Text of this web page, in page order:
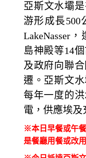
亞斯文水壩
游形成長500
LakeNasser
島神殿等14
及政府向聯
遷。亞斯文
每年一度的
電，供應埃及
※本日早餐或午
是餐廳用餐或改